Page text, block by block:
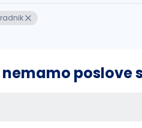
poslove